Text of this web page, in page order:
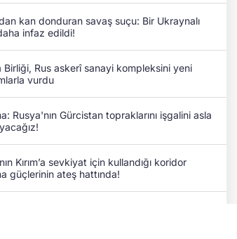
kan donduran savaş suçu: Bir Ukraynalı
infaz edildi!
Birliği, Rus askerî sanayi kompleksini yeni
vurdu
Rusya'nın Gürcistan topraklarını işgalini asla
Kırım’a sevkiyat için kullandığı koridor
güçlerinin ateş hattında!